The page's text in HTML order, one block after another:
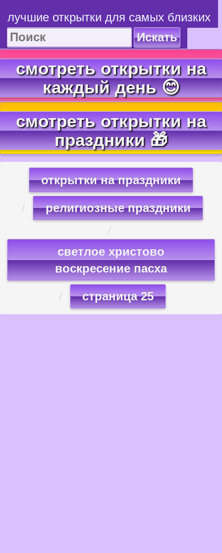
лучшие открытки для самых близких
Искать
смотреть открытки на
каждый день 😊
смотреть открытки на
праздники 🎁
открытки на праздники
религиозные праздники
светлое христово
воскресение пасха
страница 25